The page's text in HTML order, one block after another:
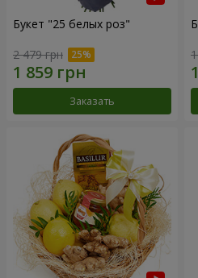
Букет "25 белых роз"
2 479 грн
Заказать